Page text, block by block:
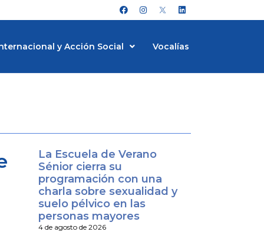
F
a
c
o
I
n
s
m
L
i
n
d
y Acción Social Vocalías
La Escuela de Verano
Sénior cierra su
programación con una
charla sobre sexualidad y
suelo pélvico en las
personas mayores
4 de agosto de 2026